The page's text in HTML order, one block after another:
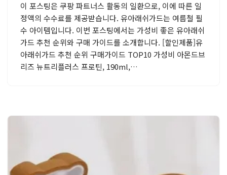
이 포스팅은 쿠팡 파트너스 활동의 일환으로, 이에 따른 일
정액의 수수료를 제공받습니다. 유아래쉬가드는 여름철 필
수 아이템입니다. 이번 포스팅에서는 가성비 좋은 유아래쉬
가드 추천 순위와 구매 가이드를 소개합니다. [할인제품]유
아래쉬가드 추천 순위 구매가이드 TOP10 가성비 아몬드브
리즈 뉴트리플러스 프로틴, 190ml,…